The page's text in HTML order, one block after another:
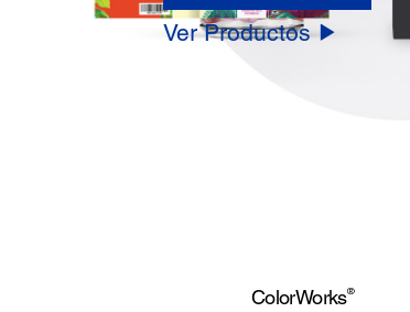
Ver Productos
ColorWorks®